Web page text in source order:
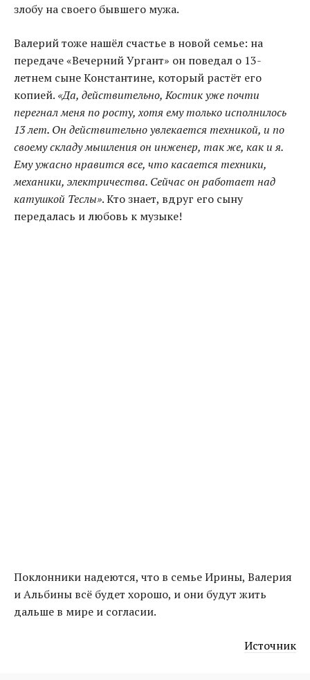
злобу на своего бывшего мужа.
Валерий тоже нашёл счастье в новой семье: на
передаче «Вечерний Ургант» он поведал о 13-
летнем сыне Константине, который растёт его
копией. «Да, действительно, Костик уже почти
перегнал меня по росту, хотя ему только исполнилось
13 лет. Он действительно увлекается техникой, и по
своему складу мышления он инженер, так же, как и я.
Ему ужасно нравится все, что касается техники,
механики, электричества. Сейчас он работает над
катушкой Теслы». Кто знает, вдруг его сыну
передалась и любовь к музыке!
Поклонники надеются, что в семье Ирины, Валерия
и Альбины всё будет хорошо, и они будут жить
дальше в мире и согласии.
Источник